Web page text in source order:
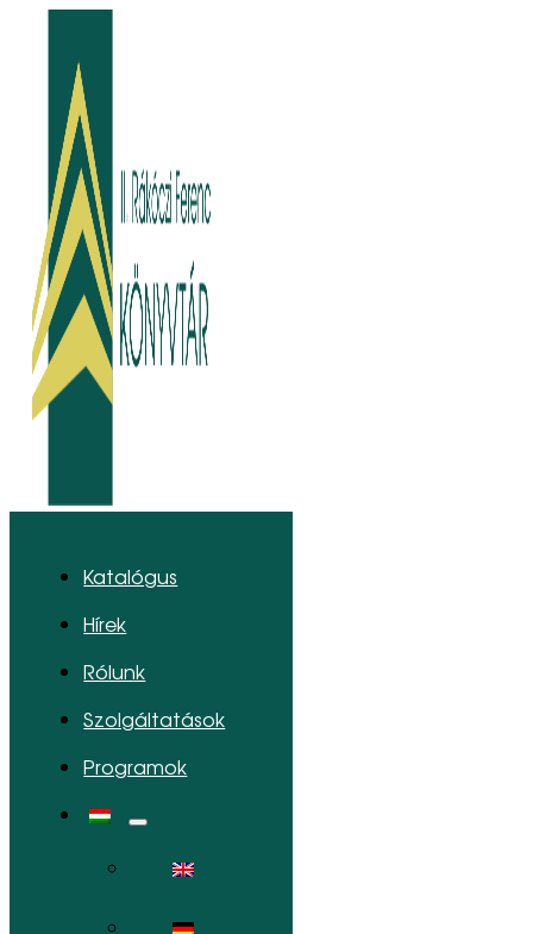
Katalógus
Hírek
Rólunk
Szolgáltatások
Programok